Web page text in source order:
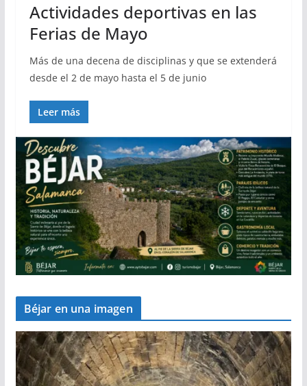
Actividades deportivas en las
Ferias de Mayo
Más de una decena de disciplinas y que se extenderá
desde el 2 de mayo hasta el 5 de junio
Leer más
Béjar en una imagen